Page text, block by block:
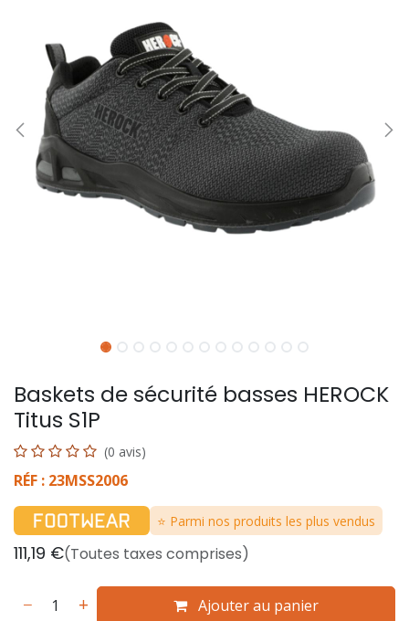
Baskets de sécurité basses HEROCK
Titus S1P
(0 avis)
RÉF : 23MSS2006
⭐ Parmi nos produits les plus vendus
111,19 €(Toutes taxes comprises)
Ajouter au panier